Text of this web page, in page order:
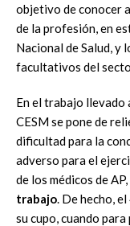
objetivo de conocer
de la profesión, en
Nacional de Salud, y
facultativos del
En el trabajo llevado
CESM se pone de
dificultad para la
adverso para el
de los médicos de
trabajo. De hecho,
su cupo, cuando